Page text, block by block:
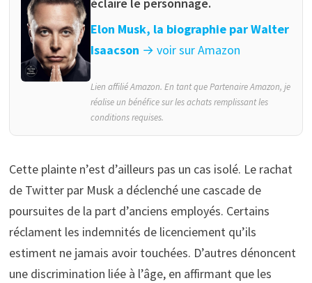
Elon Musk, la biographie par Walter
Isaacson → voir sur Amazon
Lien affilié Amazon. En tant que Partenaire Amazon, je
réalise un bénéfice sur les achats remplissant les
conditions requises.
Cette plainte n’est d’ailleurs pas un cas isolé. Le rachat
de Twitter par Musk a déclenché une cascade de
poursuites de la part d’anciens employés. Certains
réclament les indemnités de licenciement qu’ils
estiment ne jamais avoir touchées. D’autres dénoncent
une discrimination liée à l’âge, en affirmant que les